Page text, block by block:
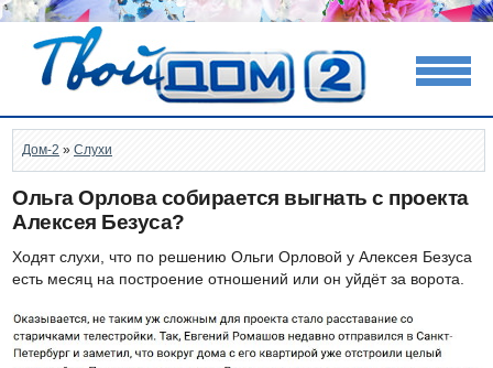
Дом-2 » Слухи
Ольга Орлова собирается выгнать с проекта
Алексея Безуса?
Ходят слухи, что по решению Ольги Орловой у Алексея Безуса
есть месяц на построение отношений или он уйдёт за ворота.